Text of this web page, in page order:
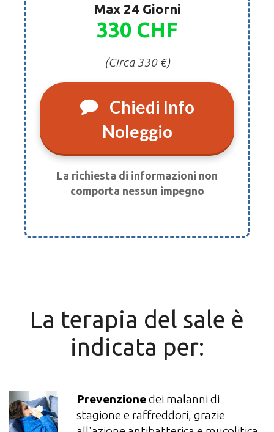
Max 24 Giorni
330 CHF
(Circa 330 €)
Chiedi Info
Noleggio
La richiesta di informazioni non
comporta nessun impegno
La terapia del sale è
indicata per:
Prevenzionedei malanni di
stagione e raffreddori, grazie